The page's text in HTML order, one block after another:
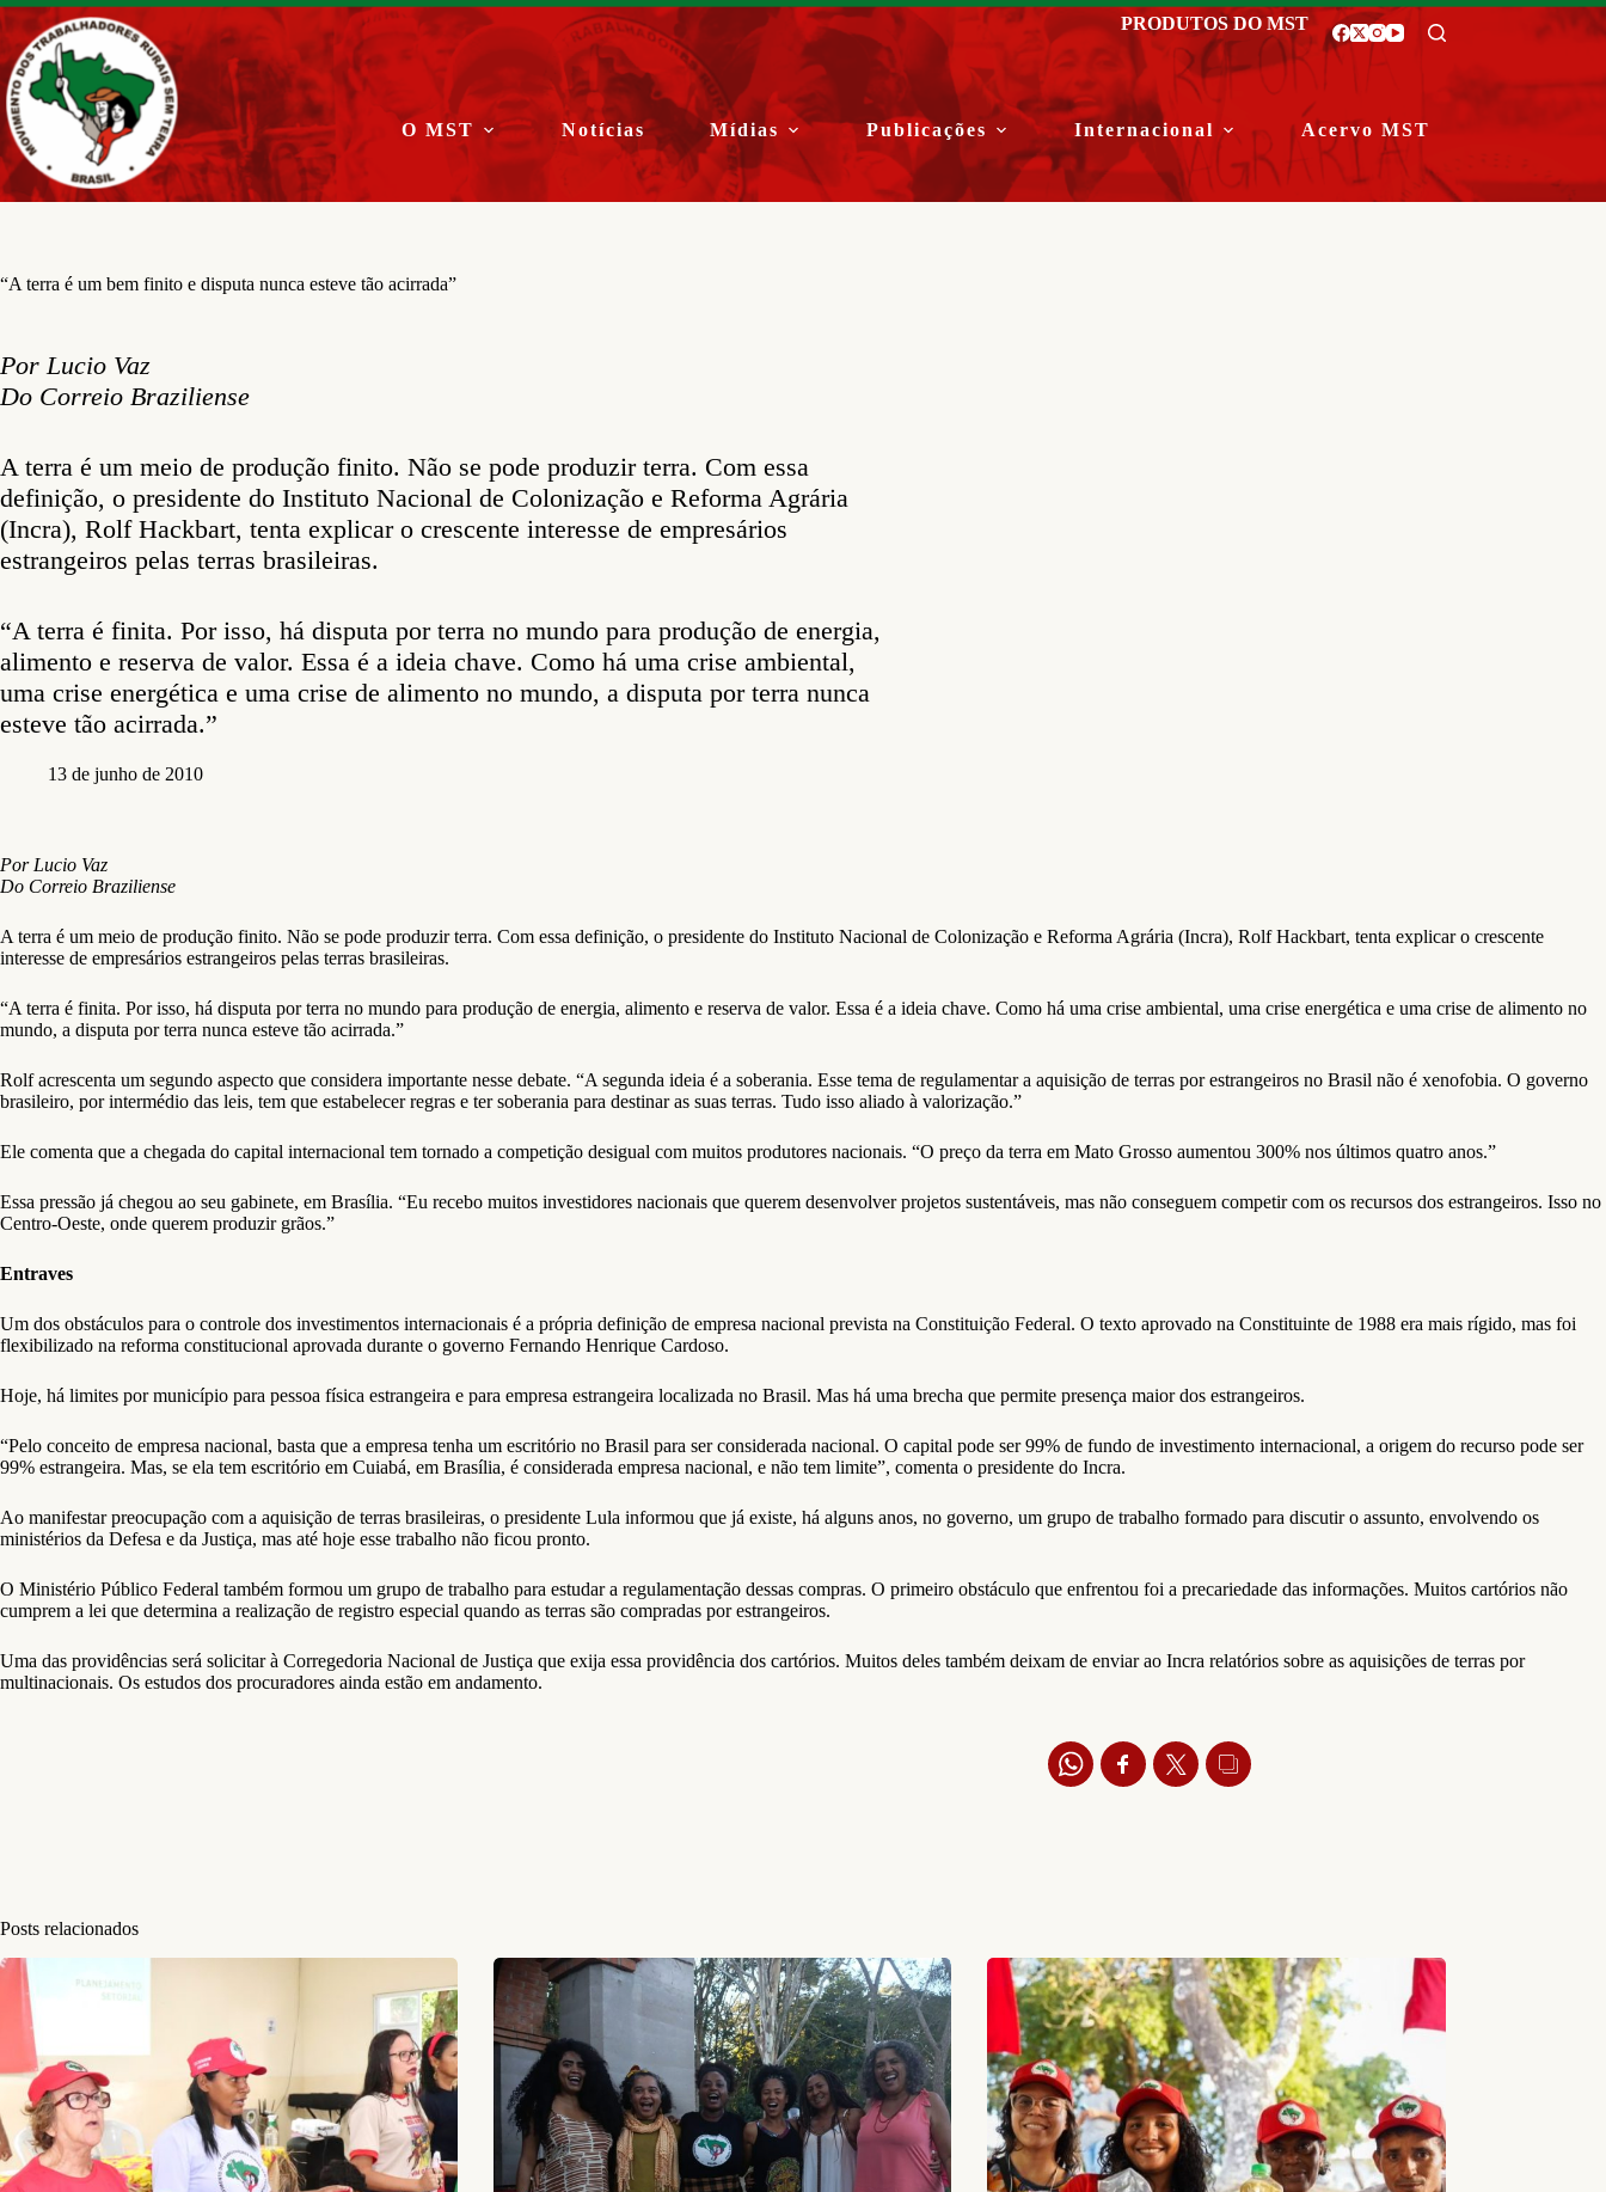
Pular
para
o
conteúdo
PRODUTOS DO MST
O MST Notícias Mídias Publicações Internacional Acervo MST
“A terra é um bem finito e disputa nunca esteve tão acirrada”
Por Lucio Vaz
Do Correio Braziliense
A terra é um meio de produção finito. Não se pode produzir terra. Com essa
definição, o presidente do Instituto Nacional de Colonização e Reforma Agrária
(Incra), Rolf Hackbart, tenta explicar o crescente interesse de empresários
estrangeiros pelas terras brasileiras.
“A terra é finita. Por isso, há disputa por terra no mundo para produção de energia,
alimento e reserva de valor. Essa é a ideia chave. Como há uma crise ambiental,
uma crise energética e uma crise de alimento no mundo, a disputa por terra nunca
esteve tão acirrada.”
13 de junho de 2010
Por Lucio Vaz
Do Correio Braziliense
A terra é um meio de produção finito. Não se pode produzir terra. Com essa definição, o presidente do Instituto Nacional de Colonização e Reforma Agrária (Incra), Rolf Hackbart, tenta explicar o crescente
interesse de empresários estrangeiros pelas terras brasileiras.
“A terra é finita. Por isso, há disputa por terra no mundo para produção de energia, alimento e reserva de valor. Essa é a ideia chave. Como há uma crise ambiental, uma crise energética e uma crise de alimento no
mundo, a disputa por terra nunca esteve tão acirrada.”
Rolf acrescenta um segundo aspecto que considera importante nesse debate. “A segunda ideia é a soberania. Esse tema de regulamentar a aquisição de terras por estrangeiros no Brasil não é xenofobia. O governo
brasileiro, por intermédio das leis, tem que estabelecer regras e ter soberania para destinar as suas terras. Tudo isso aliado à valorização.”
Ele comenta que a chegada do capital internacional tem tornado a competição desigual com muitos produtores nacionais. “O preço da terra em Mato Grosso aumentou 300% nos últimos quatro anos.”
Essa pressão já chegou ao seu gabinete, em Brasília. “Eu recebo muitos investidores nacionais que querem desenvolver projetos sustentáveis, mas não conseguem competir com os recursos dos estrangeiros. Isso no
Centro-Oeste, onde querem produzir grãos.”
Entraves
Um dos obstáculos para o controle dos investimentos internacionais é a própria definição de empresa nacional prevista na Constituição Federal. O texto aprovado na Constituinte de 1988 era mais rígido, mas foi
flexibilizado na reforma constitucional aprovada durante o governo Fernando Henrique Cardoso.
Hoje, há limites por município para pessoa física estrangeira e para empresa estrangeira localizada no Brasil. Mas há uma brecha que permite presença maior dos estrangeiros.
“Pelo conceito de empresa nacional, basta que a empresa tenha um escritório no Brasil para ser considerada nacional. O capital pode ser 99% de fundo de investimento internacional, a origem do recurso pode ser
99% estrangeira. Mas, se ela tem escritório em Cuiabá, em Brasília, é considerada empresa nacional, e não tem limite”, comenta o presidente do Incra.
Ao manifestar preocupação com a aquisição de terras brasileiras, o presidente Lula informou que já existe, há alguns anos, no governo, um grupo de trabalho formado para discutir o assunto, envolvendo os
ministérios da Defesa e da Justiça, mas até hoje esse trabalho não ficou pronto.
O Ministério Público Federal também formou um grupo de trabalho para estudar a regulamentação dessas compras. O primeiro obstáculo que enfrentou foi a precariedade das informações. Muitos cartórios não
cumprem a lei que determina a realização de registro especial quando as terras são compradas por estrangeiros.
Uma das providências será solicitar à Corregedoria Nacional de Justiça que exija essa providência dos cartórios. Muitos deles também deixam de enviar ao Incra relatórios sobre as aquisições de terras por
multinacionais. Os estudos dos procuradores ainda estão em andamento.
Posts relacionados